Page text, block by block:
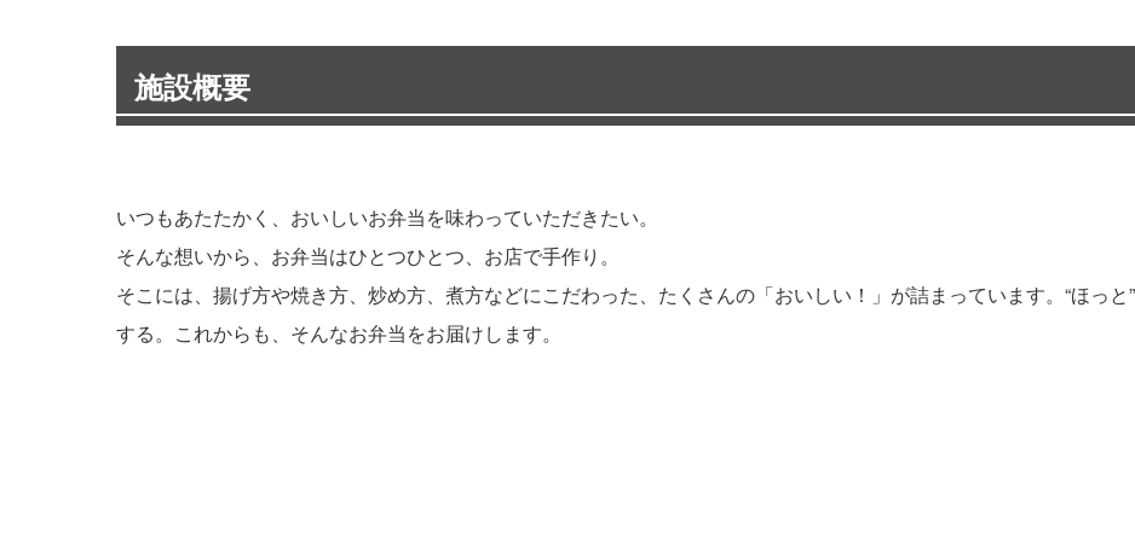
施設概要
いつもあたたかく、おいしいお弁当を味わっていただきたい。
そんな想いから、お弁当はひとつひとつ、お店で手作り。
そこには、揚げ方や焼き方、炒め方、煮方などにこだわった、たくさんの「おいしい！」が詰まっています。“ほっと
する。これからも、そんなお弁当をお届けします。